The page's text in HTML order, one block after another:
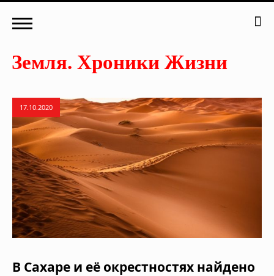
17.10.2020
В Сахаре и её окрестностях найдено